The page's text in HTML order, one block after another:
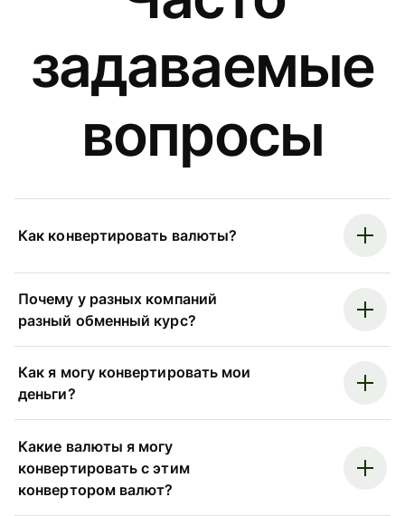
задаваемые
вопросы
Как конвертировать валюты?
Почему у разных компаний
разный обменный курс?
Как я могу конвертировать мои
деньги?
Какие валюты я могу
конвертировать с этим
конвертором валют?